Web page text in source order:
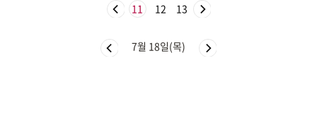
11 12 13
7월 18일(목)